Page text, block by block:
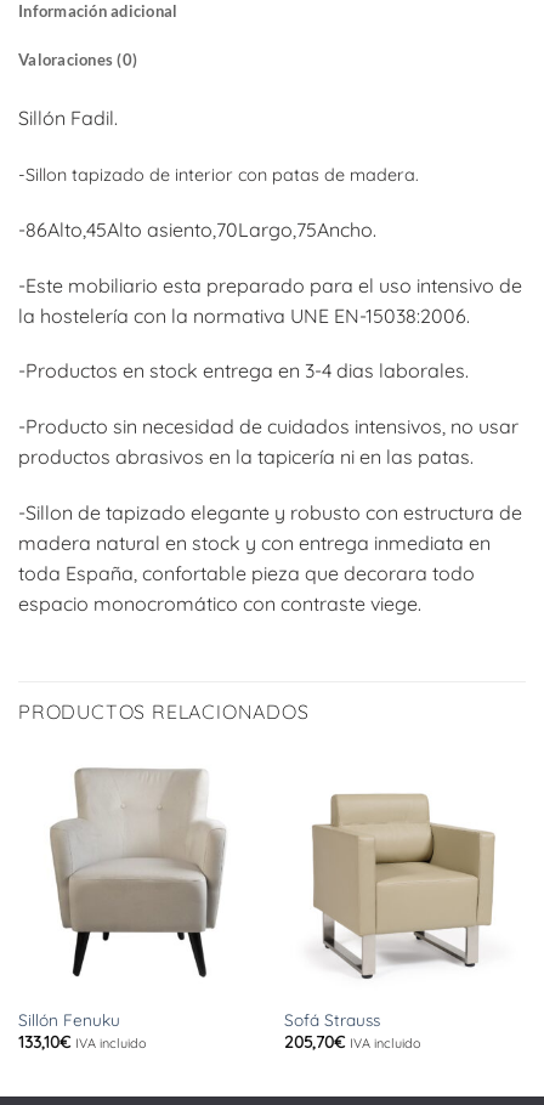
Información adicional
Valoraciones (0)
Sillón Fadil.
-Sillon tapizado de interior con patas de madera.
-86Alto,45Alto asiento,70Largo,75Ancho.
-Este mobiliario esta preparado para el uso intensivo de
la hostelería con la normativa UNE EN-15038:2006.
-Productos en stock entrega en 3-4 dias laborales.
-Producto sin necesidad de cuidados intensivos, no usar
productos abrasivos en la tapicería ni en las patas.
-Sillon de tapizado elegante y robusto con estructura de
madera natural en stock y con entrega inmediata en
toda España, confortable pieza que decorara todo
espacio monocromático con contraste viege.
PRODUCTOS RELACIONADOS
Sillón Fenuku
133,10€ IVA incluido
Sofá Strauss
205,70€ IVA incluido